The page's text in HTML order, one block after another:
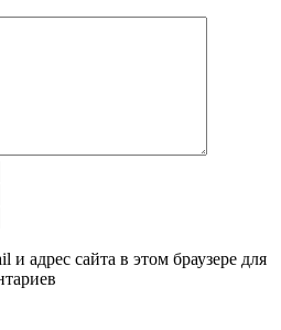
адрес сайта в этом браузере для